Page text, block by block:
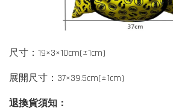
尺寸：19×3×10cm(±1cm)
展開尺寸：37×39.5cm(±1cm)
退換貨須知：